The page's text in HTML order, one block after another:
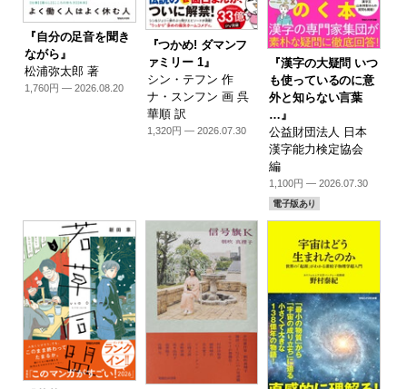
『自分の足音を聞き
ながら』
松浦弥太郎 著
1,760円 — 2026.08.20
『つかめ! ダマンフ
ァミリー 1』
シン・テフン 作
ナ・スンフン 画 呉
華順 訳
1,320円 — 2026.07.30
『漢字の大疑問 いつ
も使っているのに意
外と知らない言葉
…』
公益財団法人 日本
漢字能力検定協会
編
1,100円 — 2026.07.30
電子版あり